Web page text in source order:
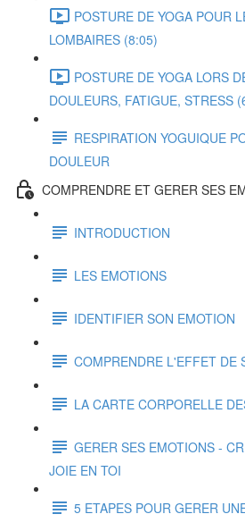
POSTURE DE YOGA POUR
LOMBAIRES (8:05)
POSTURE DE YOGA LORS
DOULEURS, FATIGUE, STRESS
RESPIRATION YOGUIQUE
DOULEUR
COMPRENDRE ET GERER SES
INTRODUCTION
LES EMOTIONS
IDENTIFIER SON EMOTION
COMPRENDRE L'EFFET DE
LA CARTE CORPORELLE
GERER SES EMOTIONS -
JOIE EN TOI
5 ETAPES POUR GERER